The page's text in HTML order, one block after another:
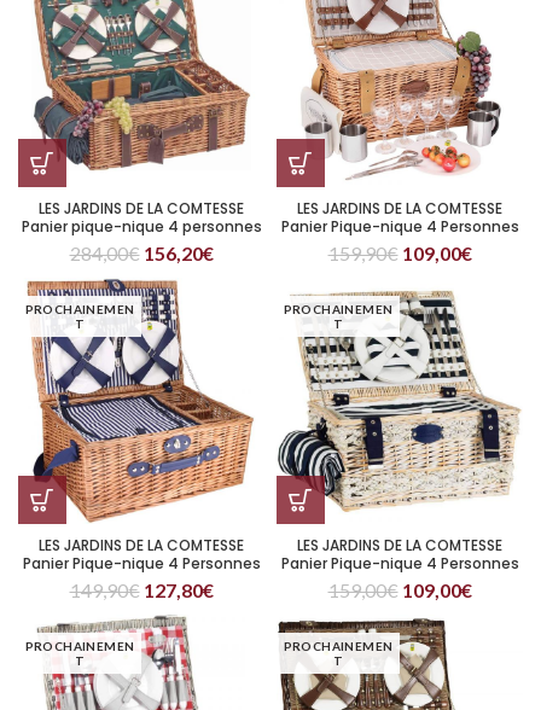
LES JARDINS DE LA COMTESSE
Panier pique-nique 4 personnes
Champs-Elysées Vert
284,00€ 156,20€
LES JARDINS DE LA COMTESSE
Panier Pique-nique 4 Personnes
Concorde
159,90€ 109,00€
PROCHAINEMEN
T
LES JARDINS DE LA COMTESSE
Panier Pique-nique 4 Personnes
Fontainebleau
149,90€ 127,80€
PROCHAINEMEN
T
LES JARDINS DE LA COMTESSE
Panier Pique-nique 4 Personnes
Marine
159,00€ 109,00€
PROCHAINEMEN
T
PROCHAINEMEN
T